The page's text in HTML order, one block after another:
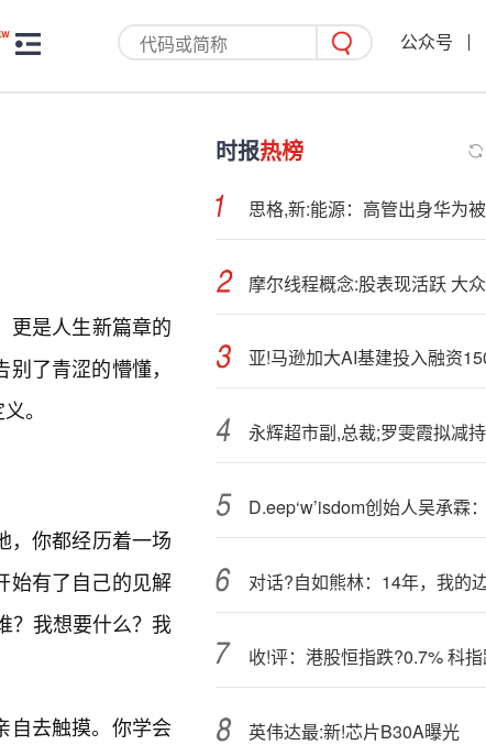
公众号
更是人生新篇章的
了青涩的懵懂，
。
，你都经历着一场
始有了自己的见解
？我想要什么？我
自去触摸。你学会
时报热榜
英伟达最:新!芯片B30A曝光